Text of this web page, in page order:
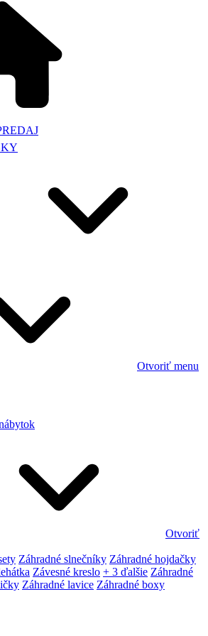
Otvoriť menu
Otvoriť
Záhradné slnečníky Záhradné hojdačky
Závesné kreslo + 3 ďalšie Záhradné
Záhradné lavice Záhradné boxy